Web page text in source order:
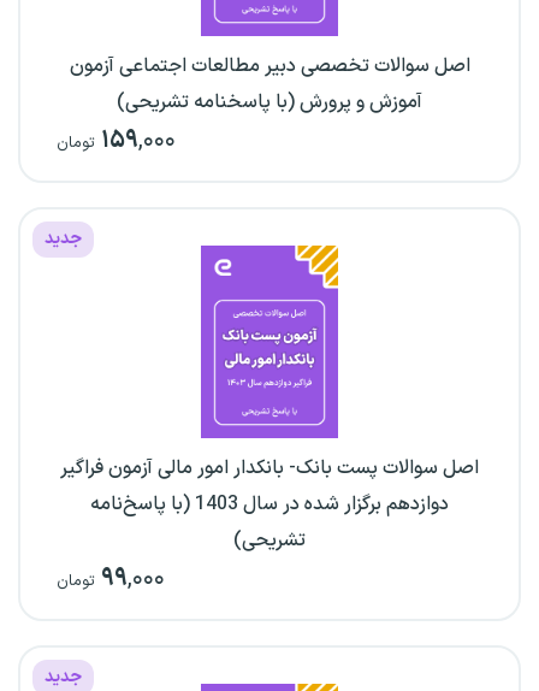
اصل سوالات تخصصی دبیر مطالعات اجتماعی آزمون
آموزش و پرورش (با پاسخنامه تشریحی)
۱۵۹,۰۰۰ تومان
جدید
اصل سوالات پست بانک- بانکدار امور مالی آزمون فراگیر
دوازدهم برگزار شده در سال 1403 (با پاسخ‌نامه
تشریحی)
۹۹,۰۰۰ تومان
جدید